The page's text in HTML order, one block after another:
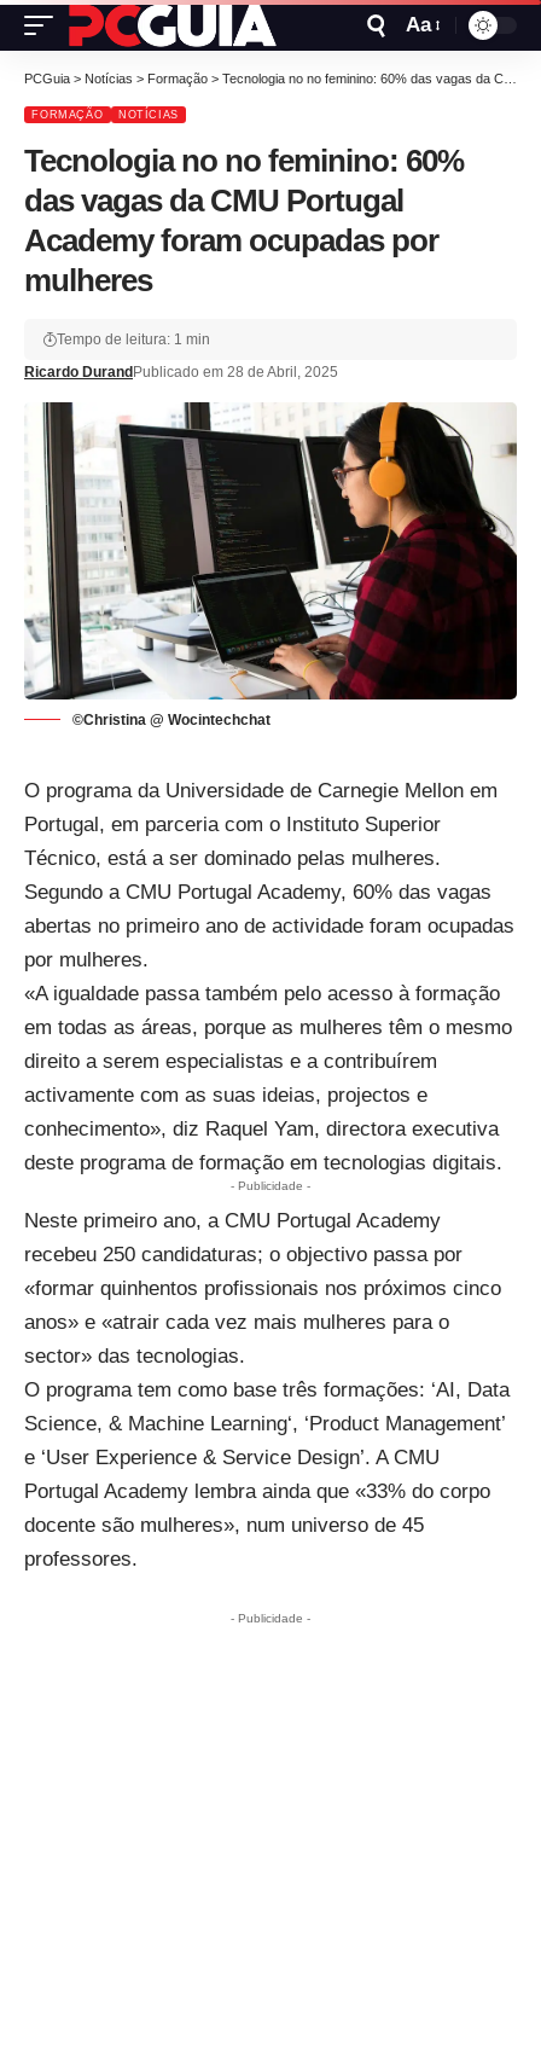
Aa
PCGuia > Notícias > Formação > Tecnologia no no feminino: 60% das vagas da CMU Portugal Academy foram ocupadas por mulheres
FORMAÇÃO NOTÍCIAS
Tecnologia no no feminino: 60%
das vagas da CMU Portugal
Academy foram ocupadas por
mulheres
Ricardo Durand Publicado em 28 de Abril, 2025
Tempo de leitura: 1 min
©Christina @ Wocintechchat
O programa da Universidade de Carnegie Mellon em
Portugal, em parceria com o Instituto Superior
Técnico, está a ser dominado pelas mulheres.
Segundo a CMU Portugal Academy, 60% das vagas
abertas no primeiro ano de actividade foram ocupadas
por mulheres.
«A igualdade passa também pelo acesso à formação
em todas as áreas, porque as mulheres têm o mesmo
direito a serem especialistas e a contribuírem
activamente com as suas ideias, projectos e
conhecimento», diz Raquel Yam, directora executiva
deste programa de formação em tecnologias digitais.
- Publicidade -
Neste primeiro ano, a CMU Portugal Academy
recebeu 250 candidaturas; o objectivo passa por
«formar quinhentos profissionais nos próximos cinco
anos» e «atrair cada vez mais mulheres para o
sector» das tecnologias.
O programa tem como base três formações: ‘AI, Data
Science, & Machine Learning‘, ‘Product Management’
e ‘User Experience & Service Design’. A CMU
Portugal Academy lembra ainda que «33% do corpo
docente são mulheres», num universo de 45
professores.
- Publicidade -